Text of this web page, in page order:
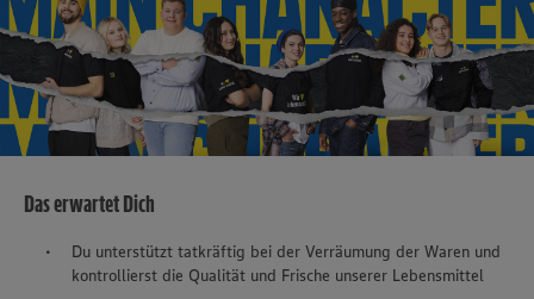
Das erwartet Dich
Du unterstützt tatkräftig bei der Verräumung der Waren und
kontrollierst die Qualität und Frische unserer Lebensmittel